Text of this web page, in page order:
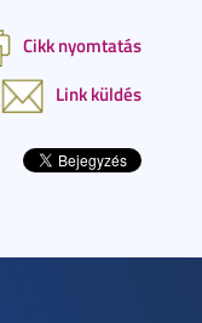
Cikk nyomtatás
Link küldés